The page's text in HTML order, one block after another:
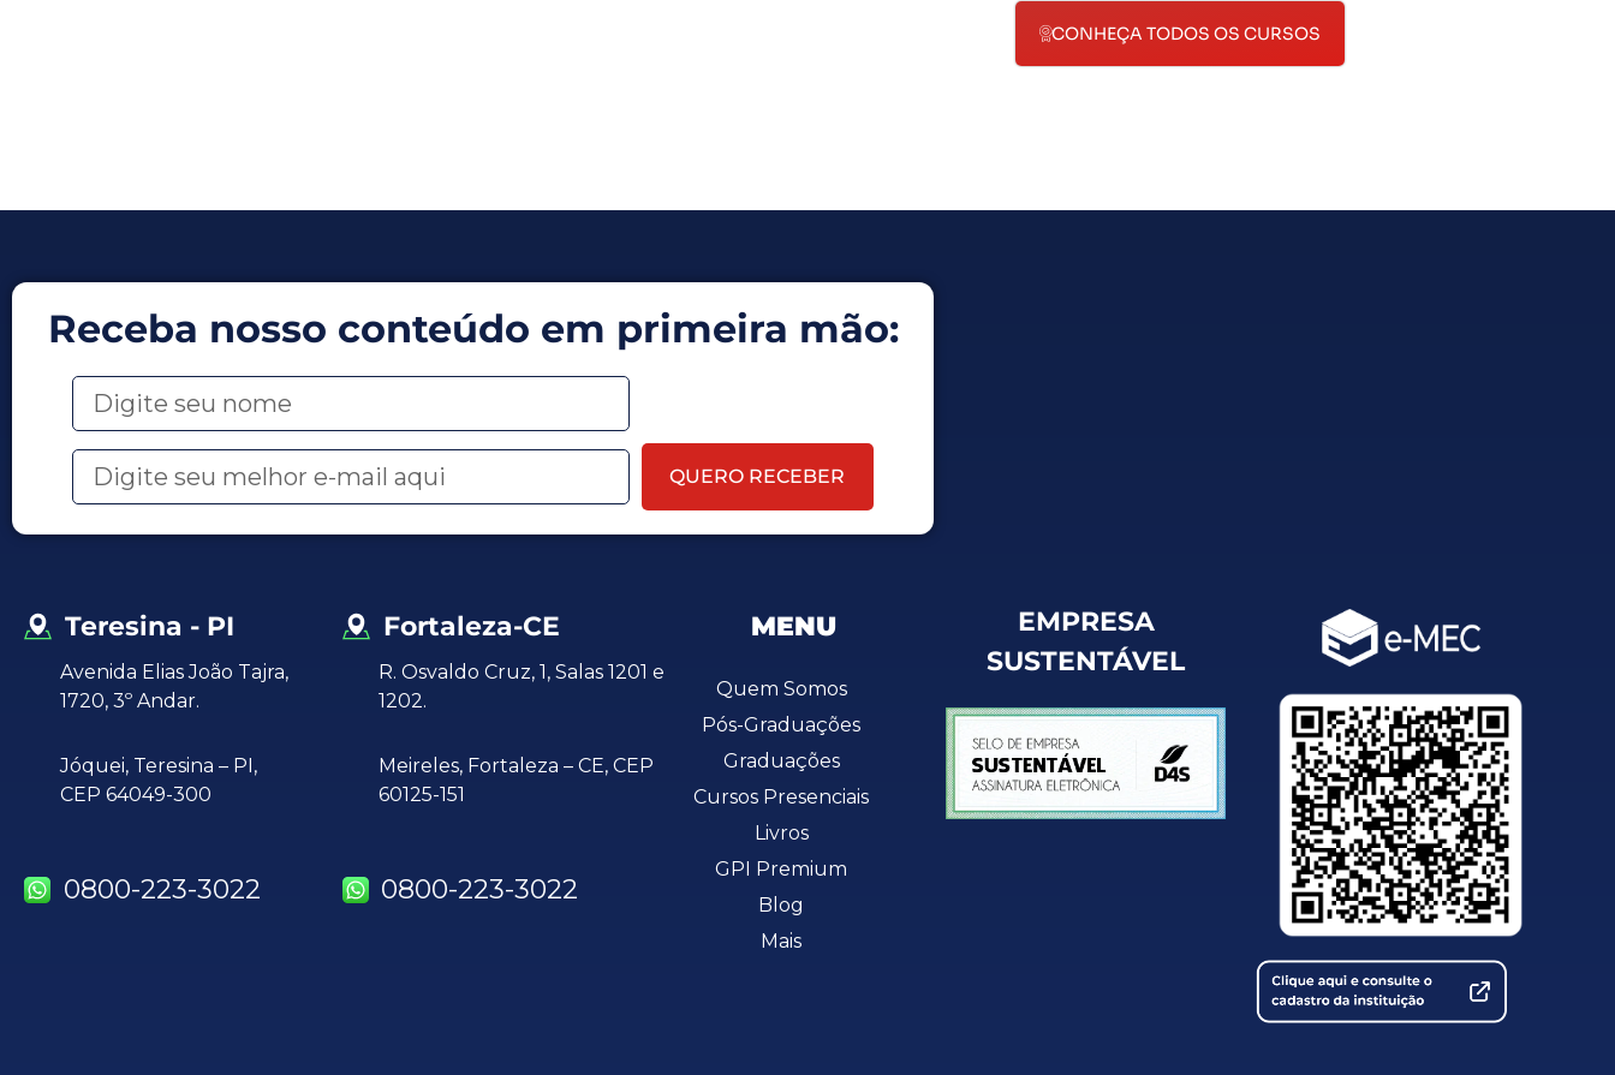
CONHEÇA TODOS OS CURSOS
Receba nosso conteúdo em primeira mão:
QUERO RECEBER
Teresina - PI
Avenida Elias João Tajra,
1720, 3º Andar.
Jóquei, Teresina – PI,
CEP 64049-300
0800-223-3022
Fortaleza-CE
R. Osvaldo Cruz, 1, Salas 1201 e
1202.
Meireles, Fortaleza – CE, CEP
60125-151
0800-223-3022
MENU
Quem Somos
Pós-Graduações
Graduações
Cursos Presenciais
Livros
GPI Premium
Blog
Mais
EMPRESA
SUSTENTÁVEL